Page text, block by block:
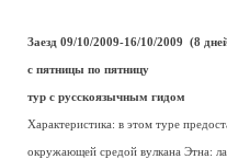
Заезд 09/10/2009-16/10/2009 (8
с пятницы по пятницу
тур с русскоязычным гидом
Характеристика: в этом туре
окружающей средой вулкана Этна: